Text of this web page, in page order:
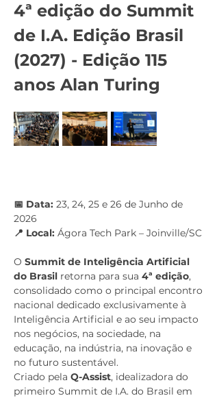
4ª edição do Summit
de I.A. Edição Brasil
(2027) - Edição 115
anos Alan Turing
📅 Data: 23, 24, 25 e 26 de Junho de
2026
📍 Local: Ágora Tech Park – Joinville/SC
O Summit de Inteligência Artificial
do Brasil retorna para sua 4ª edição,
consolidado como o principal encontro
nacional dedicado exclusivamente à
Inteligência Artificial e ao seu impacto
nos negócios, na sociedade, na
educação, na indústria, na inovação e
no futuro sustentável.
Criado pela Q-Assist, idealizadora do
primeiro Summit de I.A. do Brasil em